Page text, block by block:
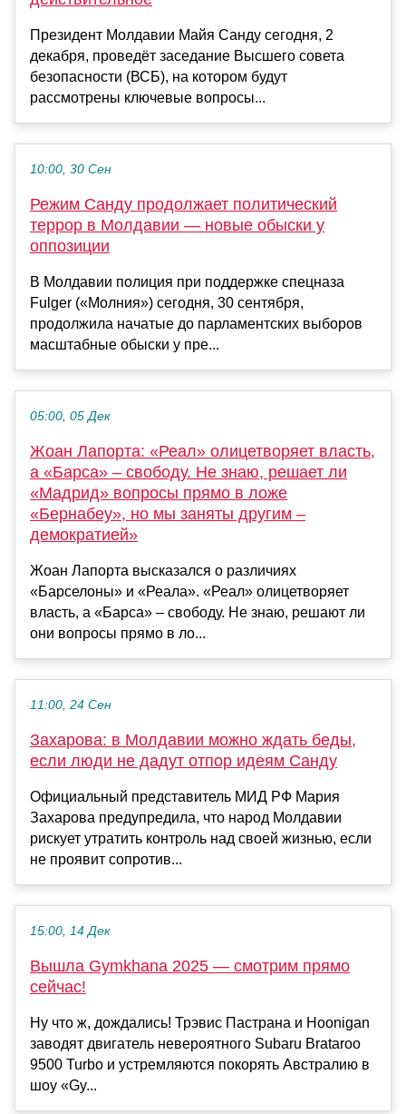
Президент Молдавии Майя Санду сегодня, 2
декабря, проведёт заседание Высшего совета
безопасности (ВСБ), на котором будут
рассмотрены ключевые вопросы...
10:00, 30 Сен
Режим Санду продолжает политический
террор в Молдавии — новые обыски у
оппозиции
В Молдавии полиция при поддержке спецназа
Fulger («Молния») сегодня, 30 сентября,
продолжила начатые до парламентских выборов
масштабные обыски у пре...
05:00, 05 Дек
Жоан Лапорта: «Реал» олицетворяет власть,
а «Барса» – свободу. Не знаю, решает ли
«Мадрид» вопросы прямо в ложе
«Бернабеу», но мы заняты другим –
демократией»
Жоан Лапорта высказался о различиях
«Барселоны» и «Реала». «Реал» олицетворяет
власть, а «Барса» – свободу. Не знаю, решают ли
они вопросы прямо в ло...
11:00, 24 Сен
Захарова: в Молдавии можно ждать беды,
если люди не дадут отпор идеям Санду
Официальный представитель МИД РФ Мария
Захарова предупредила, что народ Молдавии
рискует утратить контроль над своей жизнью, если
не проявит сопротив...
15:00, 14 Дек
Вышла Gymkhana 2025 — смотрим прямо
сейчас!
Ну что ж, дождались! Трэвис Пастрана и Hoonigan
заводят двигатель невероятного Subaru Brataroo
9500 Turbo и устремляются покорять Австралию в
шоу «Gy...